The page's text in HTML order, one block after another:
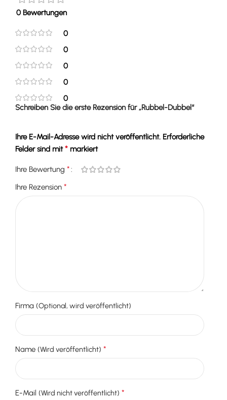
0 Bewertungen
0
0
0
0
0
Schreiben Sie die erste Rezension für „Rubbel-Dubbel“
Ihre E-Mail-Adresse wird nicht veröffentlicht. Erforderliche
Felder sind mit* markiert
Ihre Bewertung *
Ihre Rezension *
Firma (Optional, wird veröffentlicht)
Name (Wird veröffentlicht) *
E-Mail (Wird nicht veröffentlicht) *